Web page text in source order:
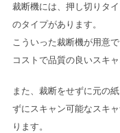
裁断機には、押し切りタ
のタイプがあります。
こういった裁断機が用意
コストで品質の良いスキ
また、裁断をせずに元の
ずにスキャン可能なスキ
ります。